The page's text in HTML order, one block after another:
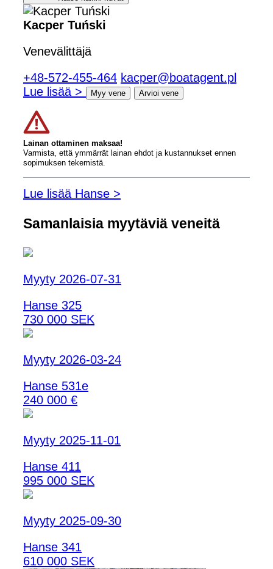
Kacper Tuński
Venevälittäjä
+48-572-455-464 kacper@boatagent.pl
Lue lisää >
Myy vene Arvioi vene
Lainan ottaminen maksaa!
Varmista, että ymmärrät lainan ehdot ja kustannukset ennen
sopimuksen tekemistä.
Lue lisää Hanse >
Samanlaisia ​​myytäviä veneitä
Myyty 2026-07-31
Hanse 325
730 000 SEK
Myyty 2026-03-24
Hanse 531e
240 000 €
Myyty 2025-11-01
Hanse 411
995 000 SEK
Myyty 2025-09-30
Hanse 341
610 000 SEK